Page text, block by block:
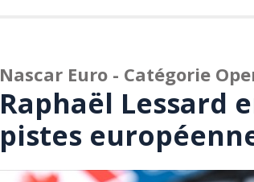
Nascar Euro - Catégorie
Raphaël Lessard
pistes